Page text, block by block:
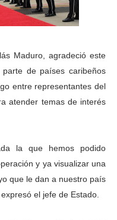
el desarrollo
de médicos en
en El Vigía con
bacheo en el sector La
vacacional de
Semana Mundial de la
Maduro, agradeció este
de países caribeños
entre representantes del
atender temas de interés
la que hemos podido
y ya visualizar una
que le dan a nuestro país
el jefe de Estado.